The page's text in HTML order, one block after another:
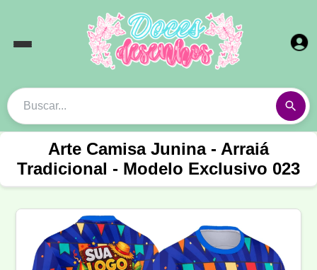
Arte Camisa Junina - Arraiá
Tradicional - Modelo Exclusivo 023